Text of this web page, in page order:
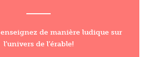
de manière ludique sur
l’univers de l’érable!